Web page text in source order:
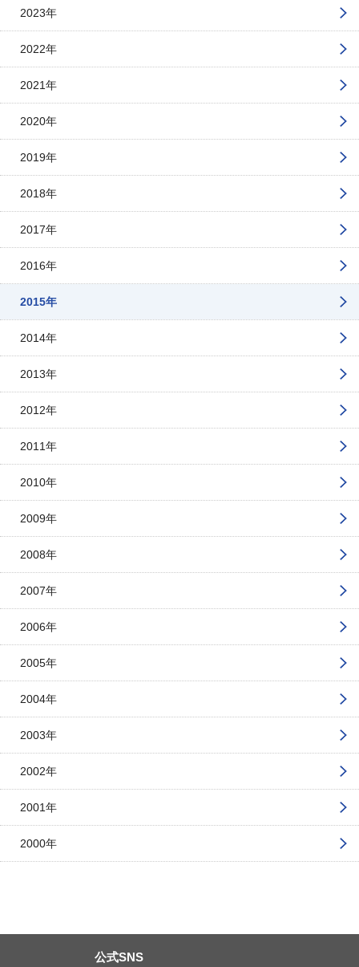
2023年
2022年
2021年
2020年
2019年
2018年
2017年
2016年
2015年
2014年
2013年
2012年
2011年
2010年
2009年
2008年
2007年
2006年
2005年
2004年
2003年
2002年
2001年
2000年
公式SNS